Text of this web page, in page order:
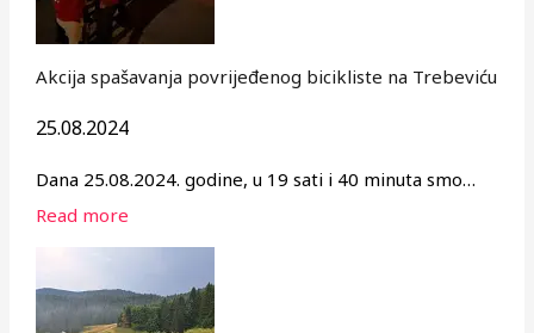
Akcija spašavanja povrijeđenog bicikliste na Trebeviću
25.08.2024
Dana 25.08.2024. godine, u 19 sati i 40 minuta smo…
Read more